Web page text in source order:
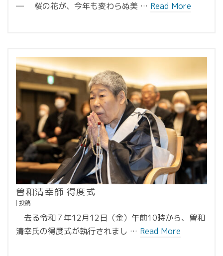
― 桜の花が、今年も変わらぬ美 … Read More
曽和清幸師 得度式
投稿
去る令和７年12月12日（金）午前10時から、曽和
清幸氏の得度式が執行されまし … Read More